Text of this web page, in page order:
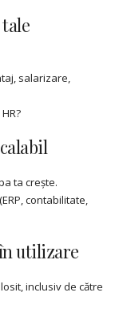
salarizare,
ta crește.
contabilitate,
utilizare
inclusiv de către